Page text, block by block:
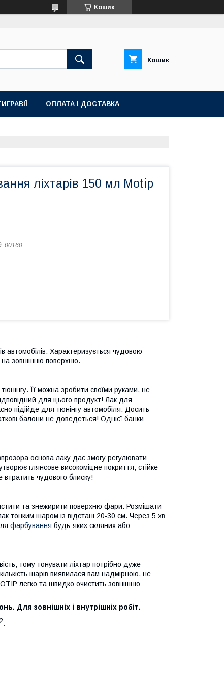
Кошик
Кошик
ОПЛАТА І ДОСТАВКА
ліхтарів 150 мл Motip
00160
автомобілів. Характеризується чудовою
на зовнішню поверхню.
Її можна зробити своїми руками, не
для цього продукт! Лак для
підійде для тюнінгу автомобіля. Досить
балони не доведеться! Однієї банки
основа лаку дає змогу регулювати
глянсове високоміцне покриття, стійке
чудового блиску!
та знежирити поверхню фари. Розмішати
тонким шаром із відстані 20-30 см. Через 5 хв
фарбування будь-яких скляних або
тому тонувати ліхтар потрібно дуже
шарів виявилася вам надмірною, не
легко та швидко очистить зовнішню
Для зовнішніх і внутрішніх робіт.
2.